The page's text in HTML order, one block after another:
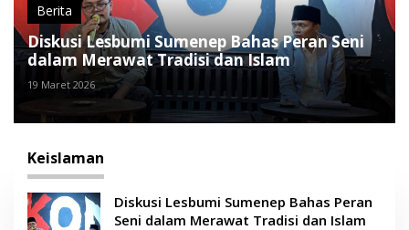
Berita
Diskusi Lesbumi Sumenep Bahas Peran Seni
dalam Merawat Tradisi dan Islam
19 Maret 2026
Keislaman
Diskusi Lesbumi Sumenep Bahas Peran
Seni dalam Merawat Tradisi dan Islam